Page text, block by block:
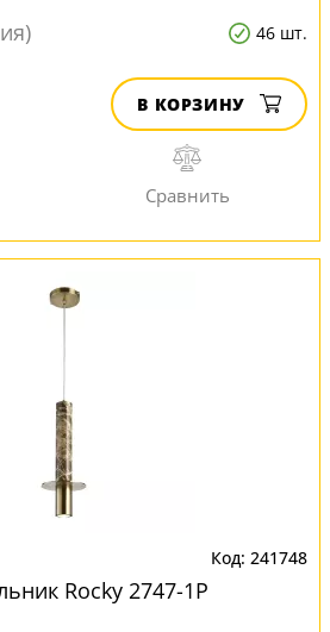
46 шт.
В КОРЗИНУ
241748
Rocky 2747-1P